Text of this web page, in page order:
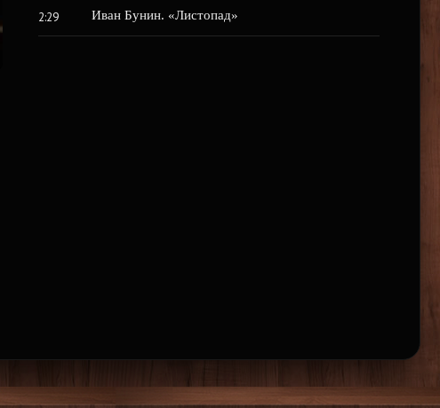
2:29 Иван Бунин. «Листопад»